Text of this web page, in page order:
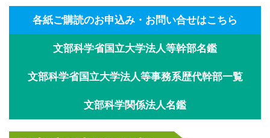
各紙ご購読のお申込み・お問い合せはこちら
文部科学省国立大学法人等幹部名鑑
文部科学省国立大学法人等事務系歴代幹部一覧
文部科学関係法人名鑑